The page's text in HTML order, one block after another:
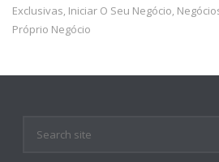
Exclusivas, Iniciar O Seu Negócio,
Próprio Negócio